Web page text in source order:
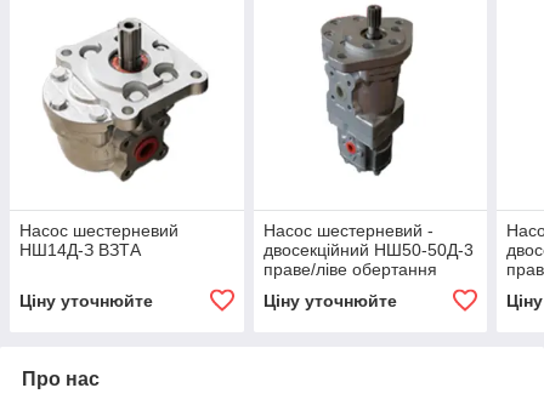
Насос шестерневий
НШ14Д-З ВЗТА
Ціну уточнюйте
Насос шестерневий -
двосекційний НШ50-50Д-3
праве/ліве обертання
Ціну уточнюйте
Про нас